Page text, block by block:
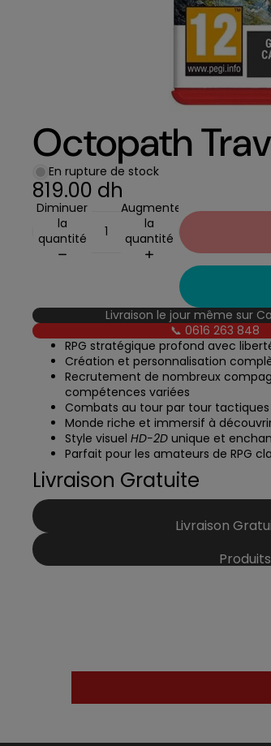
Octopath
En rupture de stock
819.00 dh
Diminuer
la
quantité
Augmenter
la
quantité
Livraison le jour même sur
📞 0616 263 848
RPG stratégique profond avec
Création et personnalisation
Recrutement de nombreux
compétences variées
Combats au tour par tour
Monde riche et immersif à
Style visuel HD-2D unique et
Parfait pour les amateurs de RPG
Livraison Gratuite
Livraison